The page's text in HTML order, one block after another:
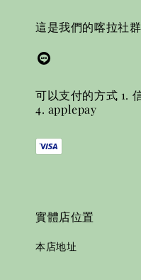
這是我們的喀拉社群
可以支付的方式 1.
4. applepay
實體店位置
本店地址